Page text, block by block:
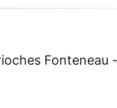
Fonteneau